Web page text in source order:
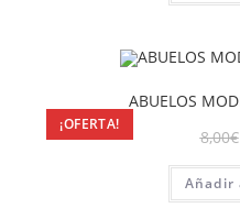
¡OFERTA!
ABUELOS
8,00€
Añadir